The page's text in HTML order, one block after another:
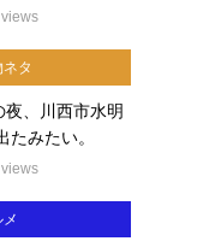
タ
、川西市水明
たみたい。